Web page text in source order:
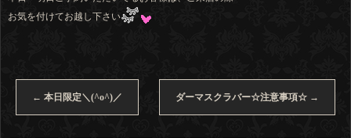
お気を付けてお越し下さい
← 本日限定＼(^o^)／ ダーマスクラバー☆注意事項☆ →